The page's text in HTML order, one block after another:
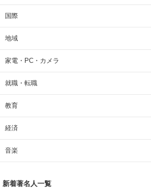
国際
地域
家電・PC・カメラ
就職・転職
教育
経済
音楽
新着著名人一覧